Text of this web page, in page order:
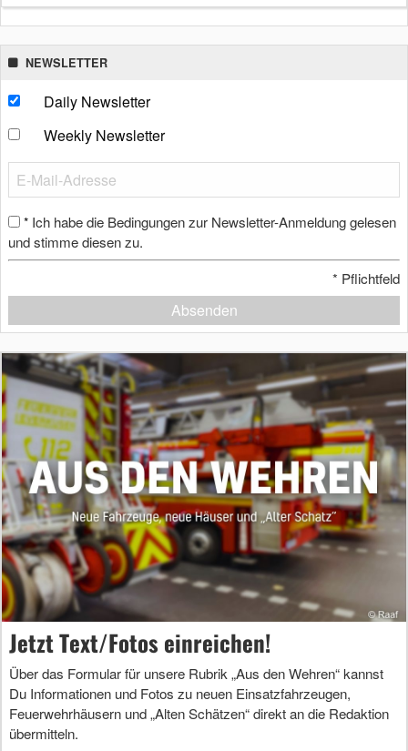
NEWSLETTER
Daily Newsletter
Weekly Newsletter
* Ich habe die Bedingungen zur Newsletter-Anmeldung gelesen
und stimme diesen zu.
* Pflichtfeld
Absenden
Jetzt Text/Fotos einreichen!
Über das Formular für unsere Rubrik „Aus den Wehren“ kannst
Du Informationen und Fotos zu neuen Einsatzfahrzeugen,
Feuerwehrhäusern und „Alten Schätzen“ direkt an die Redaktion
übermitteln.